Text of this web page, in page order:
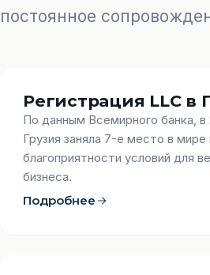
постоянное
Регистрация LLC в
По данным Всемирного банка, в
Грузия заняла 7-е место в мире
благоприятности условий для
бизнеса.
Подробнее